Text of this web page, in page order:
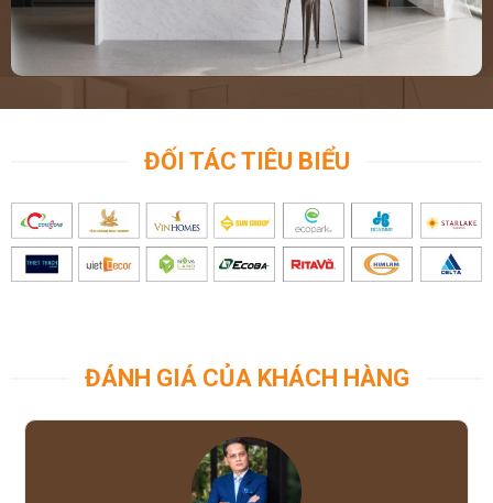
ĐỐI TÁC TIÊU BIỂU
ĐÁNH GIÁ CỦA KHÁCH HÀNG